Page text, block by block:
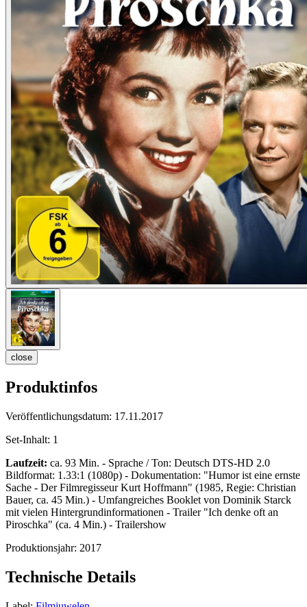
close
Produktinfos
Veröffentlichungsdatum: 17.11.2017
Set-Inhalt: 1
Laufzeit: ca. 93 Min. - Sprache / Ton: Deutsch DTS-HD 2.0
Bildformat: 1.33:1 (1080p) - Dokumentation: "Humor ist eine ernste
Sache - Der Filmregisseur Kurt Hoffmann" (1985, Regie: Christian
Bauer, ca. 45 Min.) - Umfangreiches Booklet von Dominik Starck
mit vielen Hintergrundinformationen - Trailer "Ich denke oft an
Piroschka" (ca. 4 Min.) - Trailershow
Produktionsjahr: 2017
Technische Details